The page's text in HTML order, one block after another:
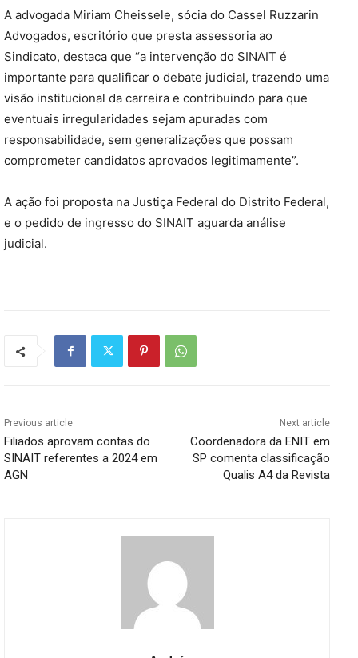
A advogada Miriam Cheissele, sócia do Cassel Ruzzarin
Advogados, escritório que presta assessoria ao
Sindicato, destaca que “a intervenção do SINAIT é
importante para qualificar o debate judicial, trazendo uma
visão institucional da carreira e contribuindo para que
eventuais irregularidades sejam apuradas com
responsabilidade, sem generalizações que possam
comprometer candidatos aprovados legitimamente”.
A ação foi proposta na Justiça Federal do Distrito Federal,
e o pedido de ingresso do SINAIT aguarda análise
judicial.
Previous article
Filiados aprovam contas do
SINAIT referentes a 2024 em
AGN
Next article
Coordenadora da ENIT em
SP comenta classificação
Qualis A4 da Revista